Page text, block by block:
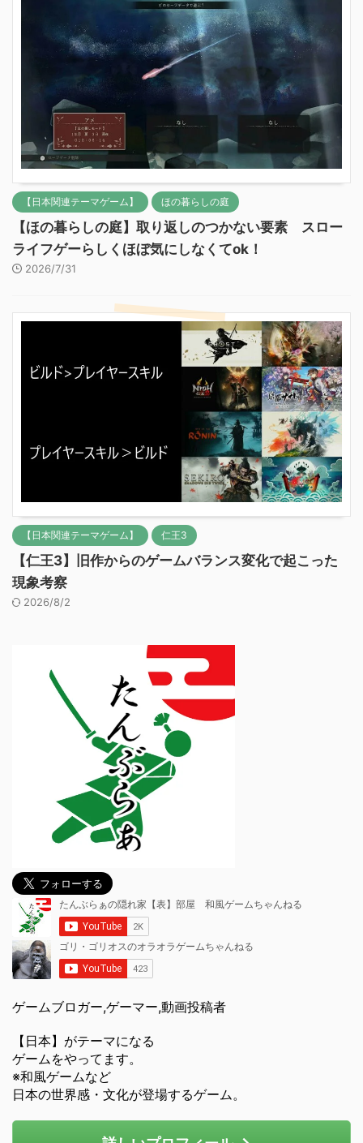
【日本関連テーマゲーム】 ほの暮らしの庭
【ほの暮らしの庭】取り返しのつかない要素 スロー
ライフゲーらしくほぼ気にしなくてok！
2026/7/31
【日本関連テーマゲーム】 仁王3
【仁王3】旧作からのゲームバランス変化で起こった
現象考察
2026/8/2
ゲームブロガー,ゲーマー,動画投稿者
【日本】がテーマになる
ゲームをやってます。
※和風ゲームなど
日本の世界感・文化が登場するゲーム。